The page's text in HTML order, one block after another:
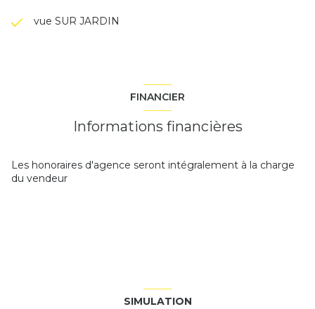
vue SUR JARDIN
FINANCIER
Informations financières
Les honoraires d'agence seront intégralement à la charge
du vendeur
SIMULATION